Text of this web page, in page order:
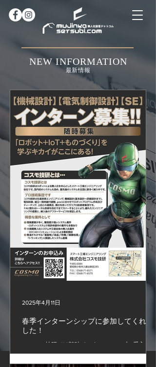
NEW INFORMATION
最新情報
春季インターンシップに参加してくれま
した！
～コスモ技研では随時インターンシップの受入れを
しています。 募集に関しては下記のURLをご確認
ください。 https://www.cosmo-gi.com/internship #
2025年4月11日